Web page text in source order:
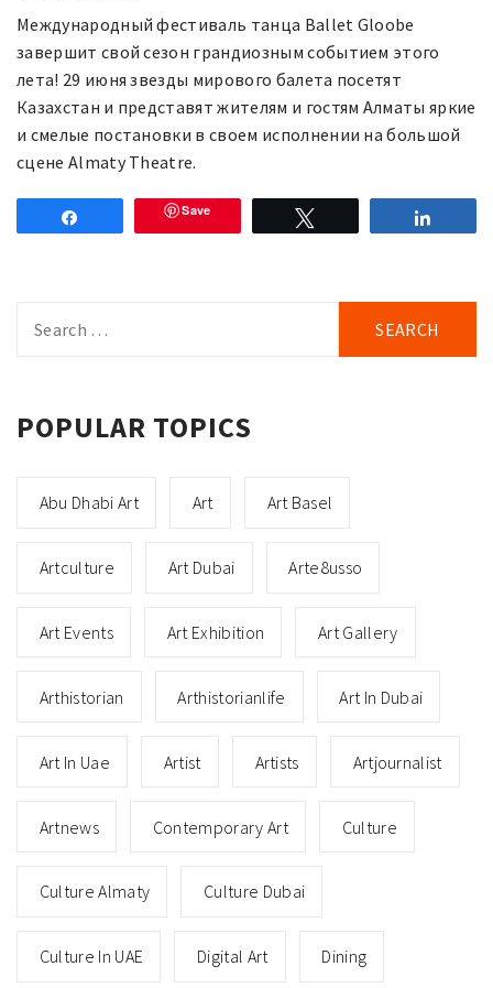
Международный фестиваль танца Ballet Gloobe
завершит свой сезон грандиозным событием этого
лета! 29 июня звезды мирового балета посетят
Казахстан и представят жителям и гостям Алматы яркие
и смелые постановки в своем исполнении на большой
сцене Almaty Theatre.
Save
for:
POPULAR TOPICS
Abu Dhabi Art Art Art Basel
Artculture Art Dubai Arte8usso
Art Events Art Exhibition Art Gallery
Arthistorian Arthistorianlife Art In Dubai
Art In Uae Artist Artists Artjournalist
Artnews Contemporary Art Culture
Culture Almaty Culture Dubai
Culture In UAE Digital Art Dining